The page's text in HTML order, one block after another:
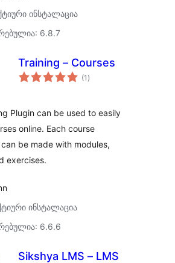
ინსტალაცია
6.8.7
Training – Courses
(1 საერთო
რეიტინგი
)
Plugin can be used to easily
online. Each course
be made with modules,
exercises.
ინსტალაცია
6.6.6
Sikshya LMS – LMS